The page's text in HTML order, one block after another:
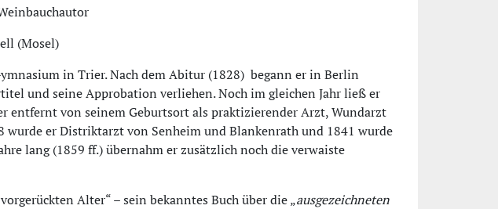
(Mosel)
in Trier. Nach dem Abitur (1828) begann er in Berlin
und seine Approbation verliehen. Noch im gleichen Jahr ließ er
entfernt von seinem Geburtsort als praktizierender Arzt, Wundarzt
wurde er Distriktarzt von Senheim und Blankenrath und 1841 wurde
lang (1859 ff.) übernahm er zusätzlich noch die verwaiste
Alter“ – sein bekanntes Buch über die „ausgezeichneten